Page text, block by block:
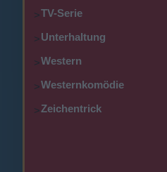
>TV-Serie
>Unterhaltung
>Western
>Westernkomödie
>Zeichentrick